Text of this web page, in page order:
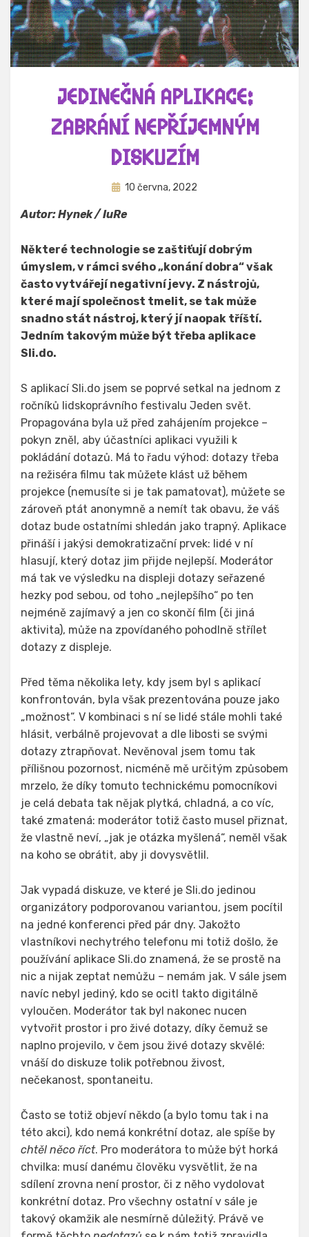
JEDINEČNÁ APLIKACE:
ZABRÁNÍ NEPŘÍJEMNÝM
DISKUZÍM
AutorHynek Trojánek
Zveřejněno
10 června, 2022
Autor: Hynek / IuRe
Některé technologie se zaštiťují dobrým
úmyslem, v rámci svého „konání dobra“ však
často vytvářejí negativní jevy. Z nástrojů,
které mají společnost tmelit, se tak může
snadno stát nástroj, který jí naopak tříští.
Jedním takovým může být třeba aplikace
Sli.do.
S aplikací Sli.do jsem se poprvé setkal na jednom z
ročníků lidskoprávního festivalu Jeden svět.
Propagována byla už před zahájením projekce –
pokyn zněl, aby účastníci aplikaci využili k
pokládání dotazů. Má to řadu výhod: dotazy třeba
na režiséra filmu tak můžete klást už během
projekce (nemusíte si je tak pamatovat), můžete se
zároveň ptát anonymně a nemít tak obavu, že váš
dotaz bude ostatními shledán jako trapný. Aplikace
přináší i jakýsi demokratizační prvek: lidé v ní
hlasují, který dotaz jim přijde nejlepší. Moderátor
má tak ve výsledku na displeji dotazy seřazené
hezky pod sebou, od toho „nejlepšího“ po ten
nejméně zajímavý a jen co skončí film (či jiná
aktivita), může na zpovídaného pohodlně střílet
dotazy z displeje.
Před těma několika lety, kdy jsem byl s aplikací
konfrontován, byla však prezentována pouze jako
„možnost“. V kombinaci s ní se lidé stále mohli také
hlásit, verbálně projevovat a dle libosti se svými
dotazy ztrapňovat. Nevěnoval jsem tomu tak
přílišnou pozornost, nicméně mě určitým způsobem
mrzelo, že díky tomuto technickému pomocníkovi
je celá debata tak nějak plytká, chladná, a co víc,
také zmatená: moderátor totiž často musel přiznat,
že vlastně neví, „jak je otázka myšlená“, neměl však
na koho se obrátit, aby ji dovysvětlil.
Jak vypadá diskuze, ve které je Sli.do jedinou
organizátory podporovanou variantou, jsem pocítil
na jedné konferenci před pár dny. Jakožto
vlastníkovi nechytrého telefonu mi totiž došlo, že
používání aplikace Sli.do znamená, že se prostě na
nic a nijak zeptat nemůžu – nemám jak. V sále jsem
navíc nebyl jediný, kdo se ocitl takto digitálně
vyloučen. Moderátor tak byl nakonec nucen
vytvořit prostor i pro živé dotazy, díky čemuž se
naplno projevilo, v čem jsou živé dotazy skvělé:
vnáší do diskuze tolik potřebnou živost,
nečekanost, spontaneitu.
Často se totiž objeví někdo (a bylo tomu tak i na
této akci), kdo nemá konkrétní dotaz, ale spíše by
chtěl něco říct. Pro moderátora to může být horká
chvilka: musí danému člověku vysvětlit, že na
sdílení zrovna není prostor, či z něho vydolovat
konkrétní dotaz. Pro všechny ostatní v sále je
takový okamžik ale nesmírně důležitý. Právě ve